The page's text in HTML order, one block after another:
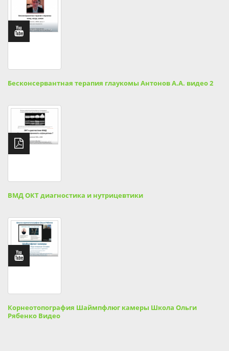
Бесконсервантная терапия глаукомы Антонов А.А. видео 2
ВМД ОКТ диагностика и нутрицевтики
Корнеотопография Шаймпфлюг камеры Школа Ольги
Рябенко Видео